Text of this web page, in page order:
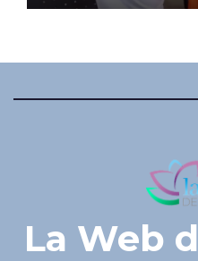
La Web